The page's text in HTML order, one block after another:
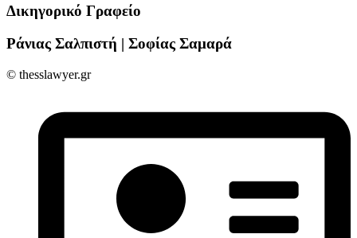
Δικηγορικό Γραφείο
Ράνιας Σαλπιστή | Σοφίας Σαμαρά
© thesslawyer.gr